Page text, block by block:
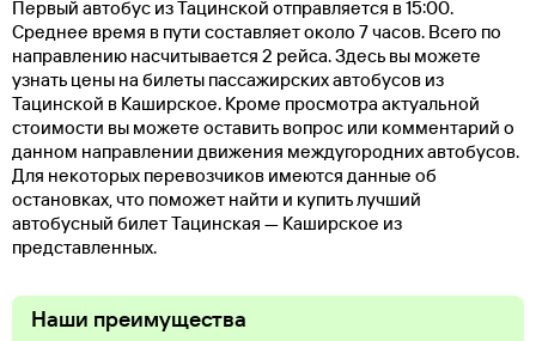
Первый автобус из Тацинской отправляется в 15:00.
Среднее время в пути составляет около 7 часов. Всего по
направлению насчитывается 2 рейса. Здесь вы можете
узнать цены на билеты пассажирских автобусов из
Тацинской в Каширское. Кроме просмотра актуальной
стоимости вы можете оставить вопрос или комментарий о
данном направлении движения междугородних автобусов.
Для некоторых перевозчиков имеются данные об
остановках, что поможет найти и купить лучший
автобусный билет Тацинская — Каширское из
представленных.
Наши преимущества